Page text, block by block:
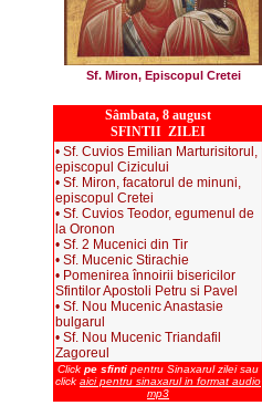
Sf. Miron, Episcopul Cretei
Sâmbata, 8 august
SFINTII ZILEI
• Sf. Cuvios Emilian Marturisitorul,
episcopul Cizicului
• Sf. Miron, facatorul de minuni,
episcopul Cretei
• Sf. Cuvios Teodor, egumenul de
la Oronon
• Sf. 2 Mucenici din Tir
• Sf. Mucenic Stirachie
• Pomenirea înnoirii bisericilor
Sfintilor Apostoli Petru si Pavel
• Sf. Nou Mucenic Anastasie
bulgarul
• Sf. Nou Mucenic Triandafil
Zagoreul
Click pe sfinti pentru Sinaxarul zilei sau
click aici pentru sinaxarul in format audio
mp3